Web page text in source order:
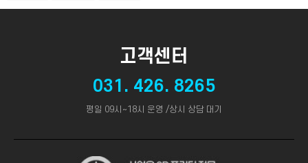
고객센터
031. 426. 8265
평일 09시~18시 운영 /상시 상담 대기